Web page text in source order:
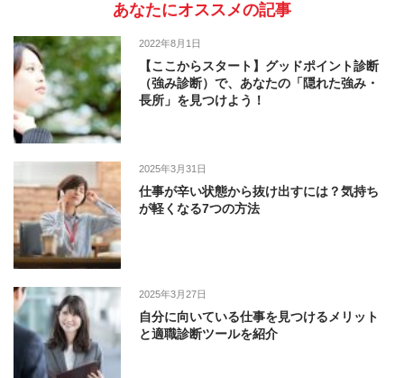
あなたにオススメの記事
2022年8月1日
【ここからスタート】グッドポイント診断
（強み診断）で、あなたの「隠れた強み・
長所」を見つけよう！
2025年3月31日
仕事が辛い状態から抜け出すには？気持ち
が軽くなる7つの方法
2025年3月27日
自分に向いている仕事を見つけるメリット
と適職診断ツールを紹介